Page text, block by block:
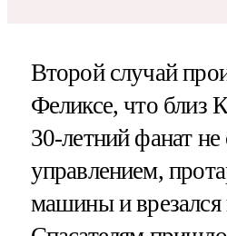
Второй случай
Феликсе, что близ
30-летний фанат не
управлением,
машины и врезался